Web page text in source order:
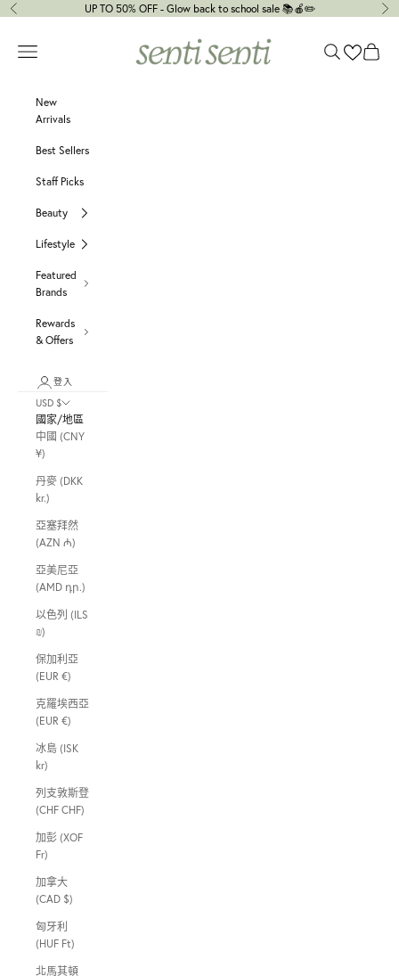
跳至內容
上一個 UP TO 50% OFF - Glow back to school sale 📚🍎✏️ 下
選單
搜尋 購物車
New
Arrivals
Best Sellers
Staff Picks
Beauty
Lifestyle
Featured
Brands
Rewards
& Offers
登入
USD $
國家/地區
中國 (CNY
¥)
丹麥 (DKK
kr.)
亞塞拜然
(AZN ₼)
亞美尼亞
(AMD դր.)
以色列 (ILS
₪)
保加利亞
(EUR €)
克羅埃西亞
(EUR €)
冰島 (ISK
kr)
列支敦斯登
(CHF CHF)
加彭 (XOF
Fr)
加拿大
(CAD $)
匈牙利
(HUF Ft)
北馬其頓